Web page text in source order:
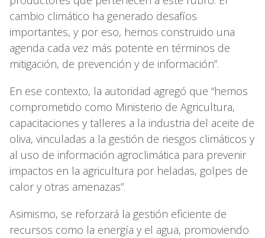
cambio climático ha generado desafíos
importantes, y por eso, hemos construido una
agenda cada vez más potente en términos de
mitigación, de prevención y de información”.
En ese contexto, la autoridad agregó que “hemos
comprometido como Ministerio de Agricultura,
capacitaciones y talleres a la industria del aceite de
oliva, vinculadas a la gestión de riesgos climáticos y
al uso de información agroclimática para prevenir
impactos en la agricultura por heladas, golpes de
calor y otras amenazas”.
Asimismo, se reforzará la gestión eficiente de
recursos como la energía y el agua, promoviendo